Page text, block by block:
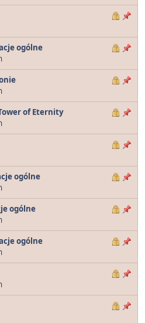
ogólne
of Eternity
ogólne
ogólne
ogólne